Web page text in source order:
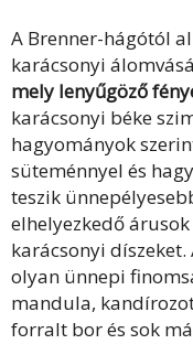
A Brenner-hágótól
karácsonyi
mely lenyűgöző
karácsonyi béke
hagyományok
süteménnyel és
teszik
elhelyezkedő
karácsonyi
olyan ünnepi
mandula,
forralt bor és sok